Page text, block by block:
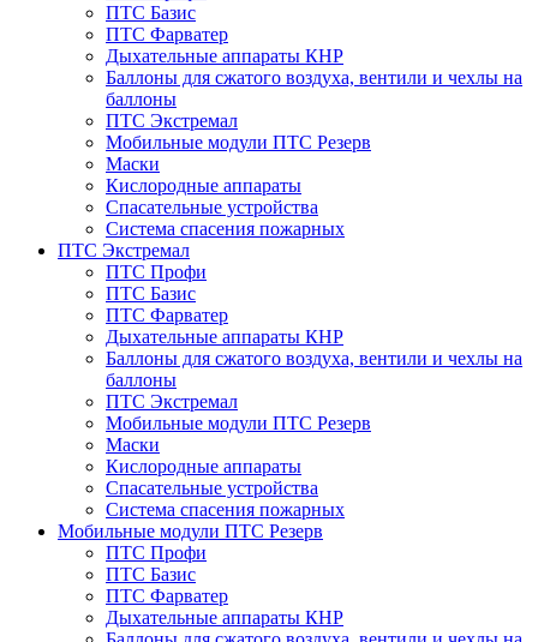
ПТС Базис
ПТС Фарватер
Дыхательные аппараты КНР
Баллоны для сжатого воздуха, вентили и чехлы на
баллоны
ПТС Экстремал
Мобильные модули ПТС Резерв
Маски
Кислородные аппараты
Спасательные устройства
Система спасения пожарных
ПТС Экстремал
ПТС Профи
ПТС Базис
ПТС Фарватер
Дыхательные аппараты КНР
Баллоны для сжатого воздуха, вентили и чехлы на
баллоны
ПТС Экстремал
Мобильные модули ПТС Резерв
Маски
Кислородные аппараты
Спасательные устройства
Система спасения пожарных
Мобильные модули ПТС Резерв
ПТС Профи
ПТС Базис
ПТС Фарватер
Дыхательные аппараты КНР